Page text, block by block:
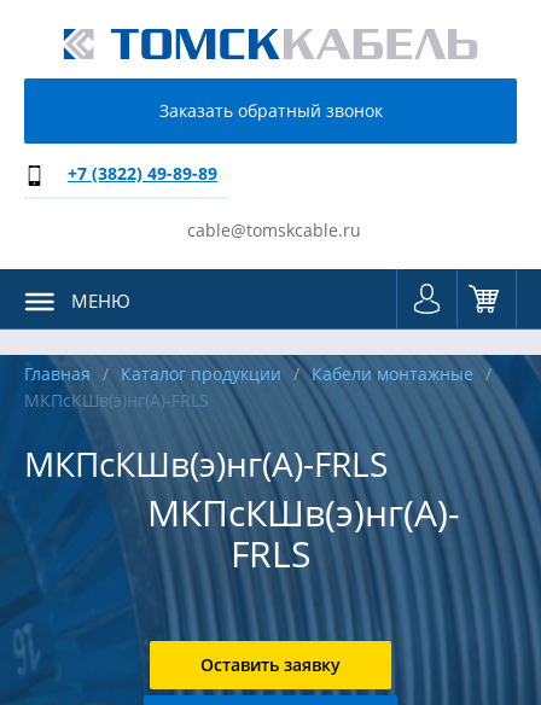
Заказать обратный звонок
+7 (3822) 49-89-89
cable@tomskcable.ru
МЕНЮ
Главная Каталог продукции
Кабели монтажные
МКПсКШв(э)нг(А)-FRLS
МКПсКШв(э)нг(А)-FRLS
МКПсКШв(э)нг(А)-
FRLS
Оставить заявку